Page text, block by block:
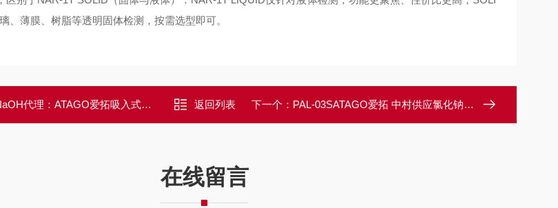
、薄膜、树脂等透明固体检测，按需选型即可。
代理：ATAGO爱拓吸入式电解液数显折光仪 返回列表 下一个： PAL-03SATAGO爱拓 中村供应氯化钠浓度计
在线留言